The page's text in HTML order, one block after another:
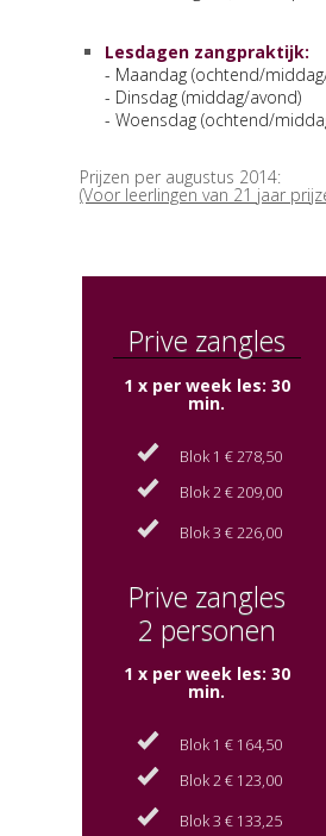
Lesdagen zangpraktijk:
- Maandag (ochtend/
- Dinsdag (middag/avond)
- Woensdag (ochtend/
Prijzen per augustus 2014:
(Voor leerlingen van 21 jaar
Prive zangles
1 x per week les: 30
min.
Blok 1 € 278,50
Blok 2 € 209,00
Blok 3 € 226,00
Prive zangles
2 personen
1 x per week les: 30
min.
Blok 1 € 164,50
Blok 2 € 123,00
Blok 3 € 133,25